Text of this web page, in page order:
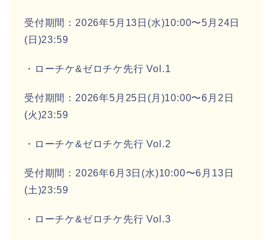
受付期間：2026年5月13日(水)10:00〜5月24日
(日)23:59
・ローチケ&ゼロチケ先行 Vol.1
受付期間：2026年5月25日(月)10:00〜6月2日
(火)23:59
・ローチケ&ゼロチケ先行 Vol.2
受付期間：2026年6月3日(水)10:00〜6月13日
(土)23:59
・ローチケ&ゼロチケ先行 Vol.3